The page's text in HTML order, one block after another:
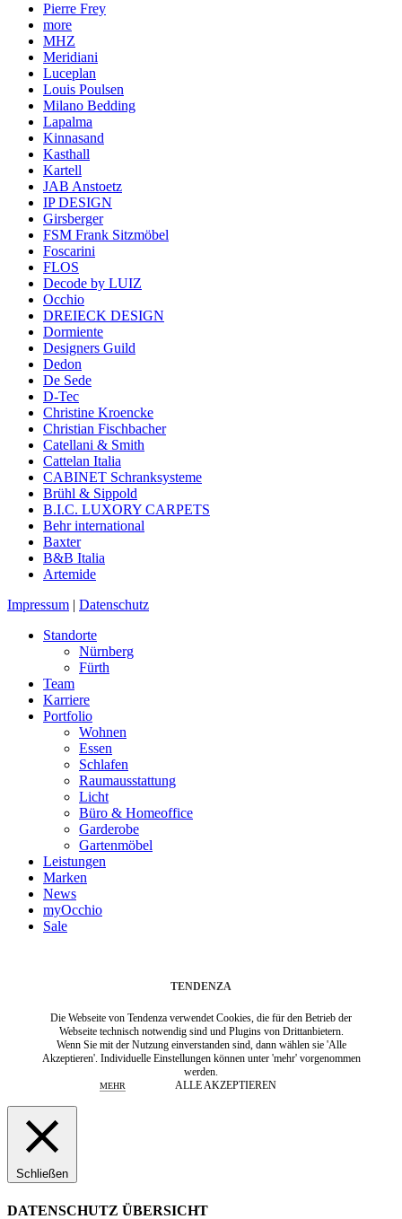
Pierre Frey
more
MHZ
Meridiani
Luceplan
Louis Poulsen
Milano Bedding
Lapalma
Kinnasand
Kasthall
Kartell
JAB Anstoetz
IP DESIGN
Girsberger
FSM Frank Sitzmöbel
Foscarini
FLOS
Decode by LUIZ
Occhio
DREIECK DESIGN
Dormiente
Designers Guild
Dedon
De Sede
D-Tec
Christine Kroencke
Christian Fischbacher
Catellani & Smith
Cattelan Italia
CABINET Schranksysteme
Brühl & Sippold
B.I.C. LUXORY CARPETS
Behr international
Baxter
B&B Italia
Artemide
Impressum | Datenschutz
Standorte
Nürnberg
Fürth
Team
Karriere
Portfolio
Wohnen
Essen
Schlafen
Raumausstattung
Licht
Büro & Homeoffice
Garderobe
Gartenmöbel
Leistungen
Marken
News
myOcchio
Sale
TENDENZA
Die Webseite von Tendenza verwendet Cookies, die für den Betrieb der
Webseite technisch notwendig sind und Plugins von Drittanbietern.
Wenn Sie mit der Nutzung einverstanden sind, dann wählen sie 'Alle
Akzeptieren'. Individuelle Einstellungen können unter 'mehr' vorgenommen
werden.
MEHR ALLE AKZEPTIEREN
Schließen
DATENSCHUTZ ÜBERSICHT